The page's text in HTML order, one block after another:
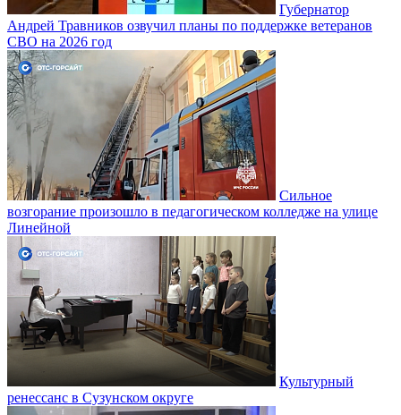
Губернатор
Андрей Травников озвучил планы по поддержке ветеранов
СВО на 2026 год
Сильное
возгорание произошло в педагогическом колледже на улице
Линейной
Культурный
ренессанс в Сузунском округе